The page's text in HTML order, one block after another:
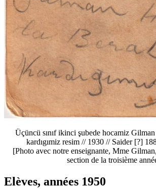
Üçüncü sınıf ikinci şubede hocamiz
kardıgımiz resim // 1930 // Saider [?]
[Photo avec notre enseignante, Mme
section de la troisième
Elèves, années 1950